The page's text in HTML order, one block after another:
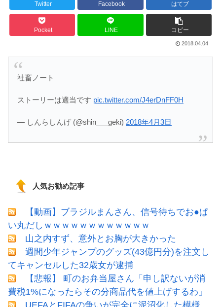
Twitter Facebook はてブ
Pocket LINE コピー
2018.04.04
社畜ノート
ストーリーは適当です pic.twitter.com/J4erDnFF0H
— しんらしんげ (@shin___geki) 2018年4月3日
人気お勧め記事
【動画】ブラジルまんさん、信号待ちでお●ぱ
い丸だしｗｗｗｗｗｗｗｗｗｗｗｗ
山之内すず、意外とお胸が大きかった
週間少年ジャンプのグッズ(43億円分)を注文し
てキャンセルした32歳女が逮捕
【悲報】 町のお弁当屋さん「申し訳ないが消
費税1%になったらその分商品代を値上げするわ」
UEFAとFIFAの争いが完全に泥沼化した模様、